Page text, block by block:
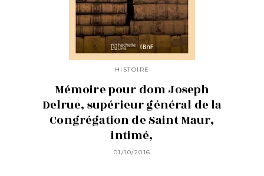
HISTOIRE
Mémoire pour dom Joseph
Delrue, supérieur général de la
Congrégation de Saint Maur,
intimé,
01/10/2016